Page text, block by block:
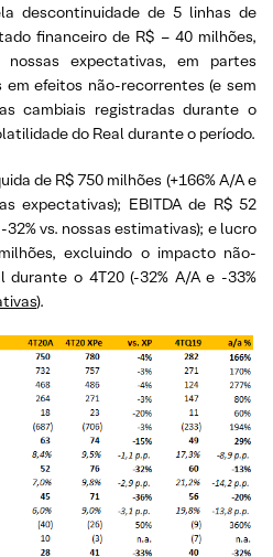
descontinuidade de 5 linhas de
financeiro de R$ – 40 milhões,
expectativas, em partes
em efeitos não-recorrentes (e sem
cambiais registradas durante o
do Real durante o período.
de R$ 750 milhões (+166% A/A e
expectativas); EBITDA de R$ 52
32% vs. nossas estimativas); e lucro
excluindo o impacto não-
durante o 4T20 (-32% A/A e -33%
).